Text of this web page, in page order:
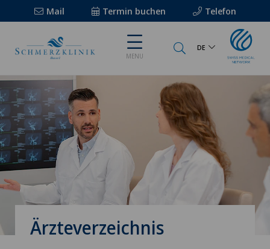
Mail Termin buchen Telefon
MENU
DE
Ärzteverzeichnis